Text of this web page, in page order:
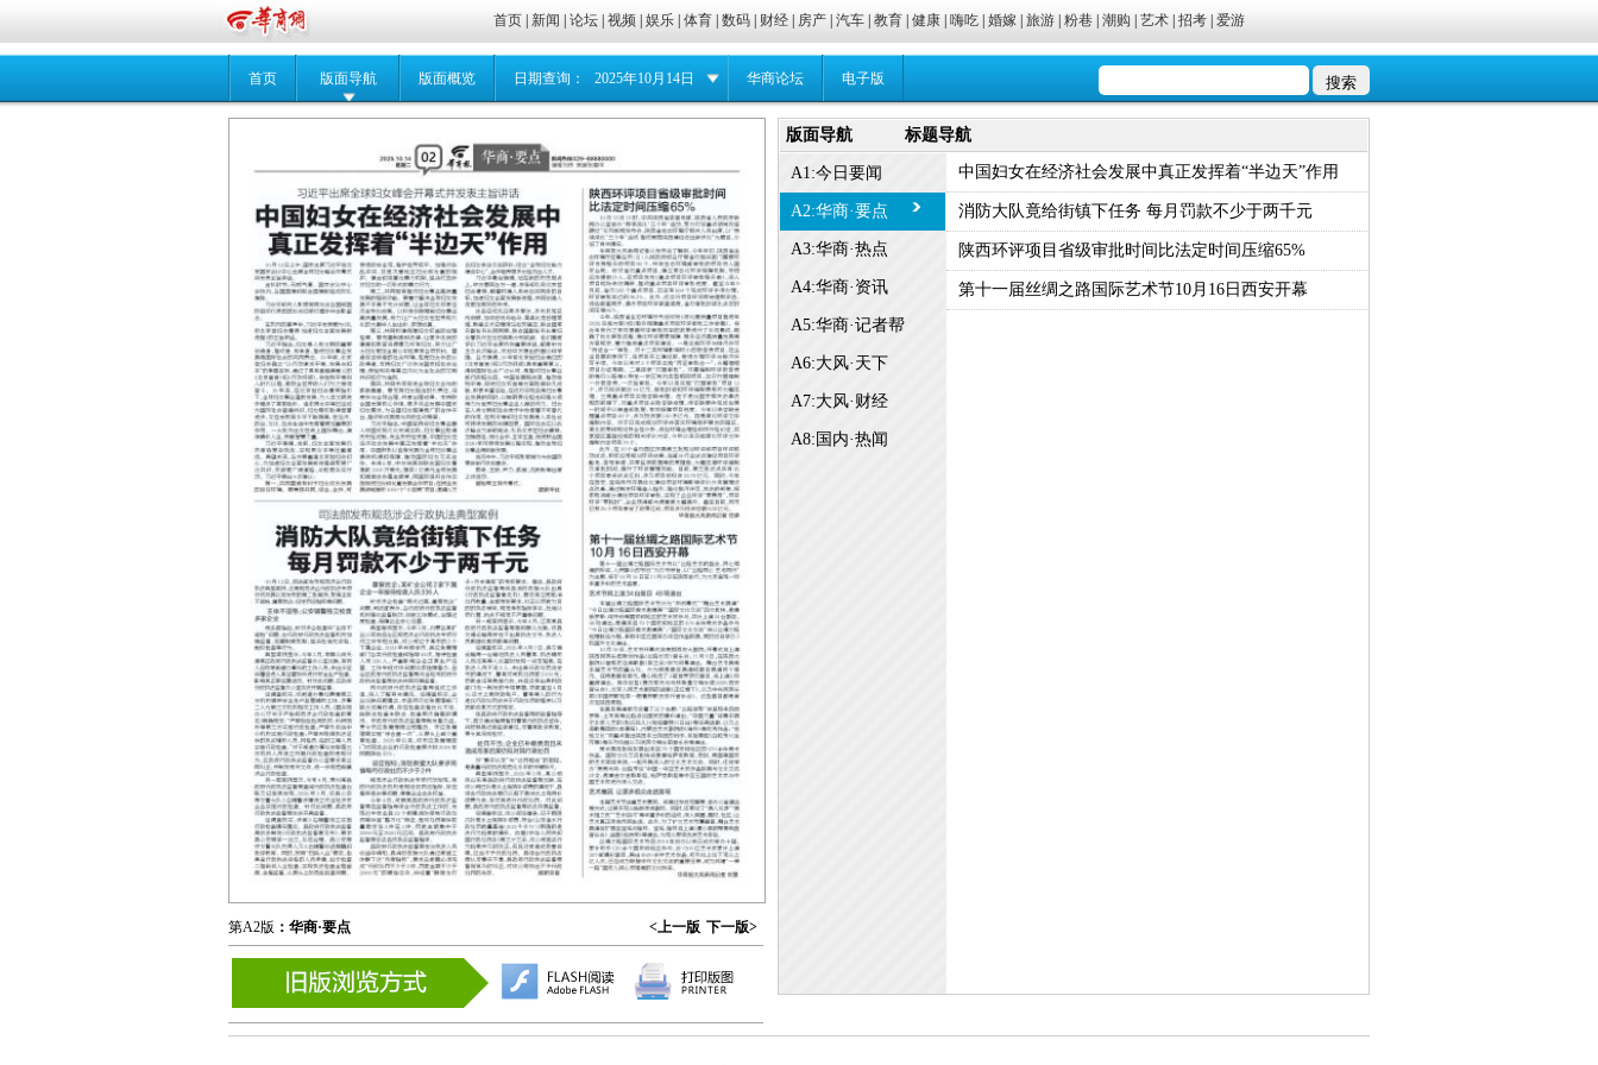
首页| 新闻 论坛| 视频| 娱乐| 体育| 数码| 财经| 房产| 汽车| 教育| 健康| 嗨吃| 婚嫁| 旅游| 粉巷| 潮购 艺术| 招考| 爱游
首页 版面导航 版面概览 日期查询： 2025年10月14日 华商论坛 电子版
第A2版 ：华商·要点 下一版>
<上一版
版面导航 标题导航
A1:今日要闻
A2:华商·要点
A3:华商·热点
A4:华商·资讯
A5:华商·记者帮
A6:大风·天下
A7:大风·财经
A8:国内·热闻
中国妇女在经济社会发展中真正发挥着“半边天”作用
消防大队竟给街镇下任务 每月罚款不少于两千元
陕西环评项目省级审批时间比法定时间压缩65%
第十一届丝绸之路国际艺术节10月16日西安开幕